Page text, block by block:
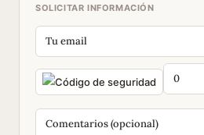
SOLICITAR INFORMACIÓN